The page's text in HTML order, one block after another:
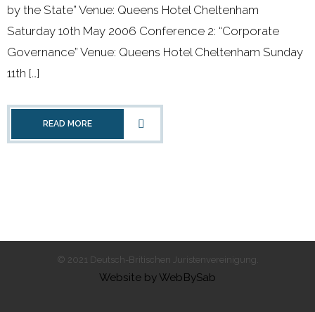
- 2000 - 2010
Förderprojekte
- Referendare
by the State” Venue: Queens Hotel Cheltenham
Saturday 10th May 2006 Conference 2: “Corporate
Governance” Venue: Queens Hotel Cheltenham Sunday
11th […]
READ MORE
© 2021 Deutsch-Britischen Juristenvereinigung.
Website by WebBySab